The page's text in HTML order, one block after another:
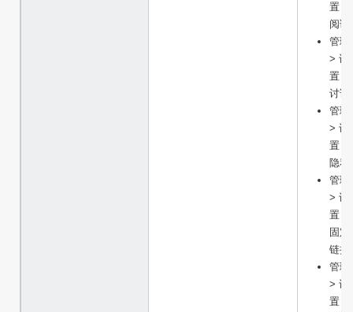
置 >
阅读
管理
> 设
置 >
讨论
管理
> 设
置 >
隐私
管理
> 设
置 >
固定
链接
管理
> 设
置 >